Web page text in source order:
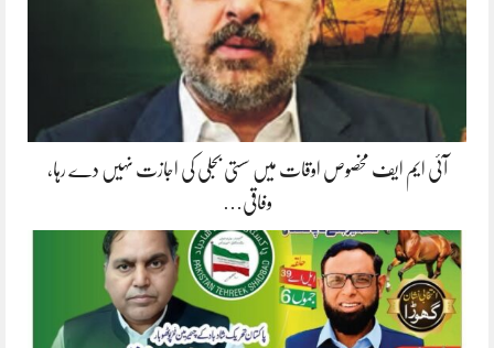
آئی ایم ایف مخصوص اوقات میں سستی بجلی کی اجازت نہیں دے رہا،
وفاقی…